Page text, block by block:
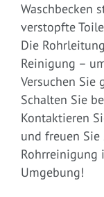
Waschbecken
verstopfte
Die
Reinigung –
Versuchen Sie
Schalten Sie
Kontaktieren
und freuen
Rohrreinigung
Umgebung!